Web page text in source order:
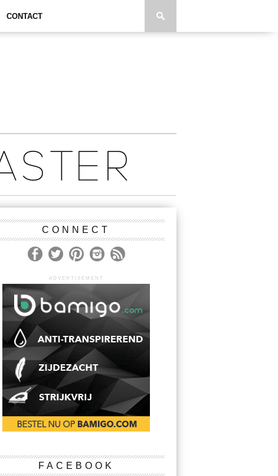
CONTACT
CONNECT
ADVERTISEMENT
FACEBOOK